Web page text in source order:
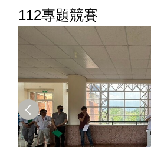
112專題競賽